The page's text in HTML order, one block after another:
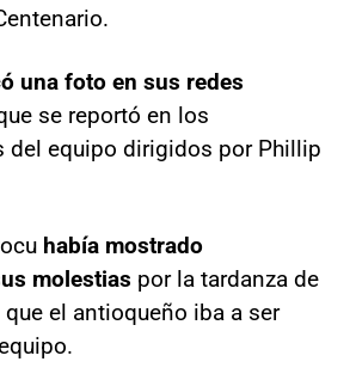
una foto en sus redes
se reportó en los
del equipo dirigidos por Phillip
había mostrado
molestias por la tardanza de
el antioqueño iba a ser